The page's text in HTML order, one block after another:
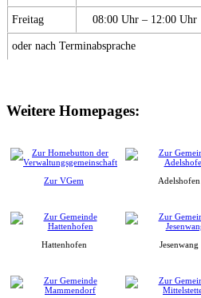
Freitag 08:00 Uhr – 12:00 Uhr
oder nach Terminabsprache
Weitere Homepages:
Zur VGem Adelshofen
Hattenhofen Jesenwang